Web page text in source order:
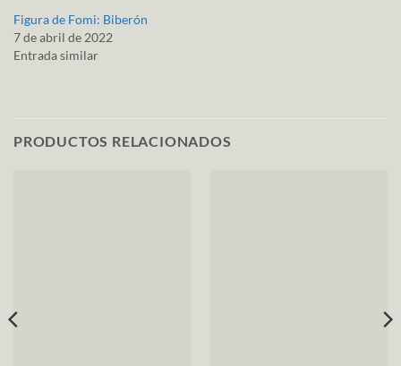
Figura de Fomi: Biberón
7 de abril de 2022
Entrada similar
PRODUCTOS RELACIONADOS